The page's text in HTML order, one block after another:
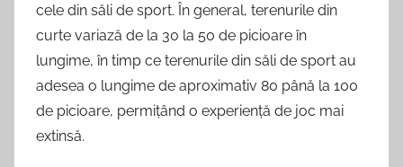
cele din săli de sport. În general, terenurile din
curte variază de la 30 la 50 de picioare în
lungime, în timp ce terenurile din săli de sport au
adesea o lungime de aproximativ 80 până la 100
de picioare, permițând o experiență de joc mai
extinsă.